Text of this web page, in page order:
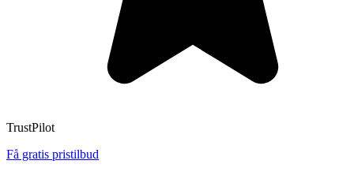
TrustPilot
Få gratis pristilbud